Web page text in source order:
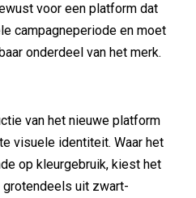
voor een platform dat
campagneperiode en moet
onderdeel van het merk.
van het nieuwe platform
visuele identiteit. Waar het
op kleurgebruik, kiest het
uit zwart-